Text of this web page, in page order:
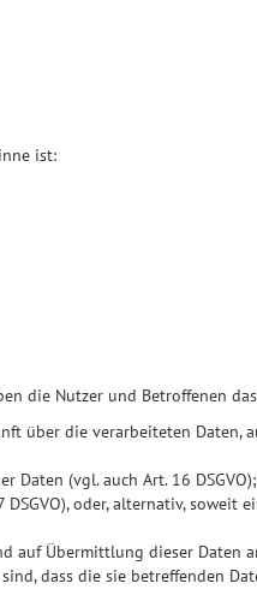
ist:
die Nutzer und Betroffenen
über die verarbeiteten
(vgl. auch Art. 16 DSGVO);
oder, alternativ, soweit
Übermittlung dieser Daten
dass die sie betreffenden